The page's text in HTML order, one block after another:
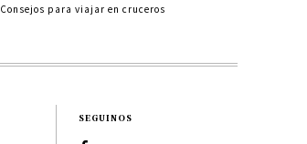
Consejos para viajar en cruceros
SEGUINOS